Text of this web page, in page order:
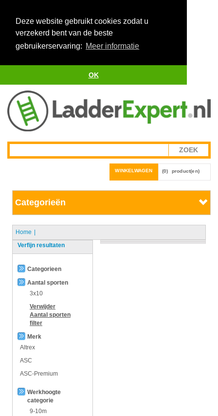
Deze website gebruikt cookies zodat u
verzekerd bent van de beste
gebruikerservaring: Meer informatie
OK
WINKELWAGEN (0) product(en)
Categorieën
Home
Verfijn resultaten
Categorieen
Aantal sporten
3x10
Verwijder
Aantal sporten
filter
Merk
Altrex
ASC
ASC-Premium
Werkhoogte
categorie
9-10m